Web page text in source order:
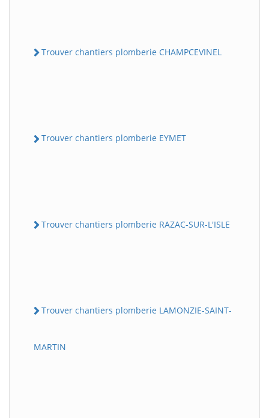
Trouver chantiers plomberie CHAMPCEVINEL
Trouver chantiers plomberie EYMET
Trouver chantiers plomberie RAZAC-SUR-L'ISLE
Trouver chantiers plomberie LAMONZIE-SAINT-
MARTIN